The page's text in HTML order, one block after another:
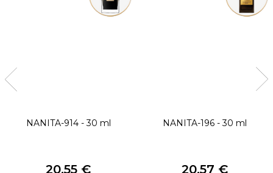
NANITA-914 - 30 ml
20,55 €
NANITA-196 - 30 ml
20,57 €